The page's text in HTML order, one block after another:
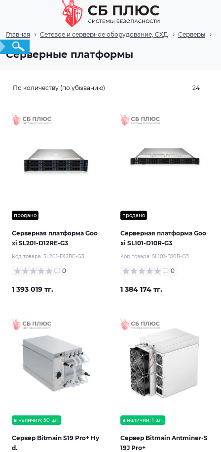
Главная Сетевое и серверное оборудование, СХД Cерверы
Серверные платформы
продано
Серверная платформа Goo
xi SL201-D12RE-G3
Код товара: SL201-D12RE-G3
0
1 393 019 тг.
продано
Серверная платформа Goo
xi SL101-D10R-G3
Код товара: SL101-D10R-G3
0
1 384 174 тг.
в наличии: 50 шт.
Сервер Bitmain S19 Pro+ Hy
d.
в наличии: 1 шт.
Сервер Bitmain Antminer-S
19J Pro+